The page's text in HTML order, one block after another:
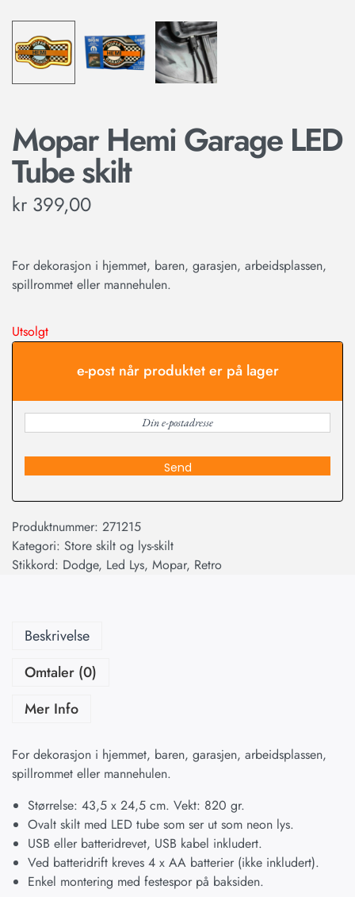
Mopar Hemi Garage LED
Tube skilt
kr 399,00
For dekorasjon i hjemmet, baren, garasjen, arbeidsplassen,
spillrommet eller mannehulen.
Utsolgt
e-post når produktet er på lager
Send
Produktnummer: 271215
Kategori: Store skilt og lys-skilt
Stikkord: Dodge, Led Lys, Mopar, Retro
Beskrivelse
Omtaler (0)
Mer Info
For dekorasjon i hjemmet, baren, garasjen, arbeidsplassen,
spillrommet eller mannehulen.
Størrelse: 43,5 x 24,5 cm. Vekt: 820 gr.
Ovalt skilt med LED tube som ser ut som neon lys.
USB eller batteridrevet, USB kabel inkludert.
Ved batteridrift kreves 4 x AA batterier (ikke inkludert).
Enkel montering med festespor på baksiden.